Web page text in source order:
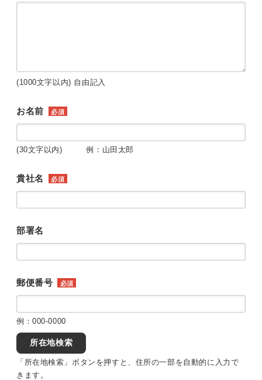
(1000文字以内) 自由記入
お名前 必須
(30文字以内) 例：山田太郎
貴社名 必須
部署名
郵便番号 必須
例：000-0000
所在地検索
「所在地検索」ボタンを押すと、住所の一部を自動的に入力で
きます。